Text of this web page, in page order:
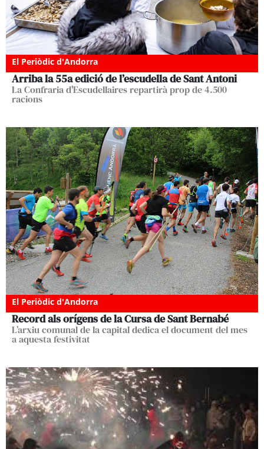
El Periòdic d'Andorra
Arriba la 55a edició de l’escudella de Sant Antoni
La Confraria d'Escudellaires repartirà prop de 4.500
racions
El Periòdic d'Andorra
Record als orígens de la Cursa de Sant Bernabé
L’arxiu comunal de la capital dedica el document del mes
a aquesta festivitat